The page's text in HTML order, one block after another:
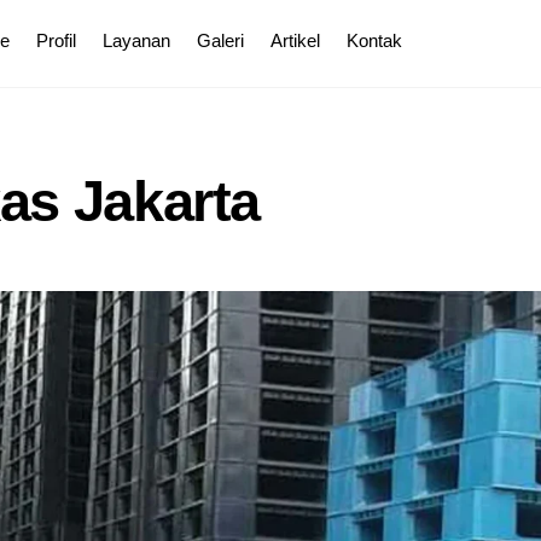
Profil Layanan Galeri Artikel Kontak
Jakarta